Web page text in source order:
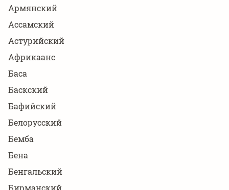
Армянский
Ассамский
Астурийский
Африкаанс
Баса
Баскский
Бафийский
Белорусский
Бемба
Бена
Бенгальский
Бирманский